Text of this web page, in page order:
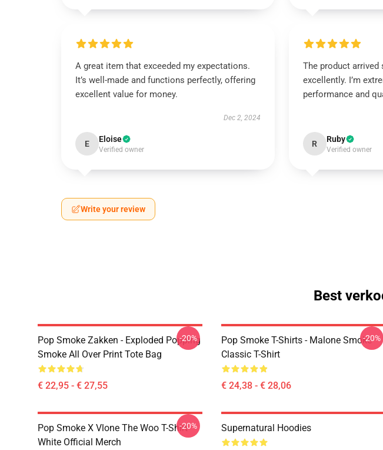
A great item that exceeded my expectations.
It’s well-made and functions perfectly, offering
excellent value for money.
Dec 2, 2024
E Eloise
Verified owner
The product
excellently. I’m
performance and
R Ruby
Verified owner
Write your review
Best
Pop Smoke Zakken - Exploded Popping
Smoke All Over Print Tote Bag
€ 22,95 - € 27,55
-20%
Pop Smoke T-Shirts - Malone Smoke
Classic T-Shirt
€ 24,38 - € 28,06
-20%
Pop Smoke X Vlone The Woo T-Shirt
White Official Merch
-20% Supernatural Hoodies